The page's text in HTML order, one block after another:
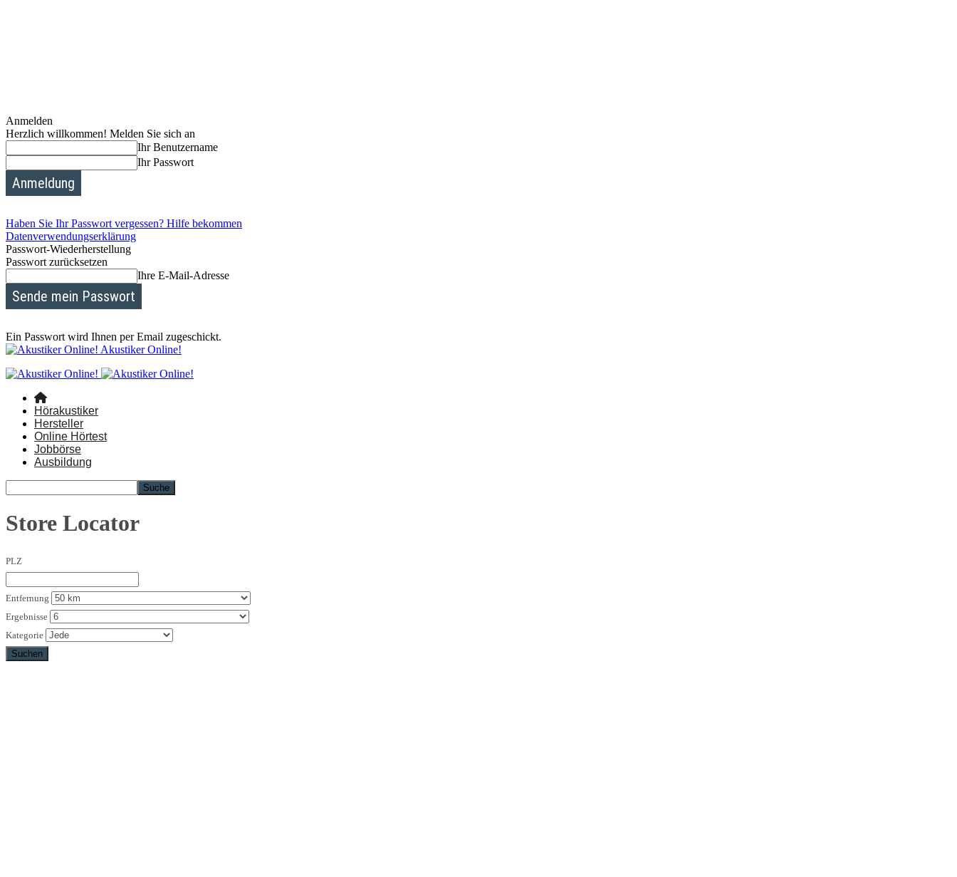
Anmelden
Herzlich willkommen! Melden Sie sich an
Ihr Benutzername
Ihr Passwort
Haben Sie Ihr Passwort vergessen? Hilfe bekommen
Datenverwendungserklärung
Passwort-Wiederherstellung
Passwort zurücksetzen
Ihre E-Mail-Adresse
Ein Passwort wird Ihnen per Email zugeschickt.
Akustiker Online!
Hörakustiker
Hersteller
Online Hörtest
Jobbörse
Ausbildung
Store Locator
PLZ
Entfernung
Ergebnisse
Kategorie